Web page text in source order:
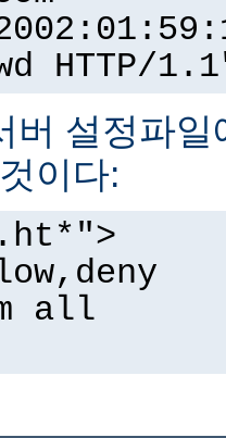
HTTP/
버 설정파
이다:
all